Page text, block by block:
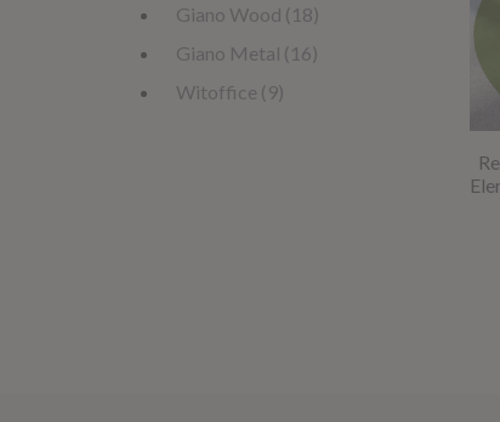
Giano Wood (18)
Giano Metal (16)
Witoffice (9)